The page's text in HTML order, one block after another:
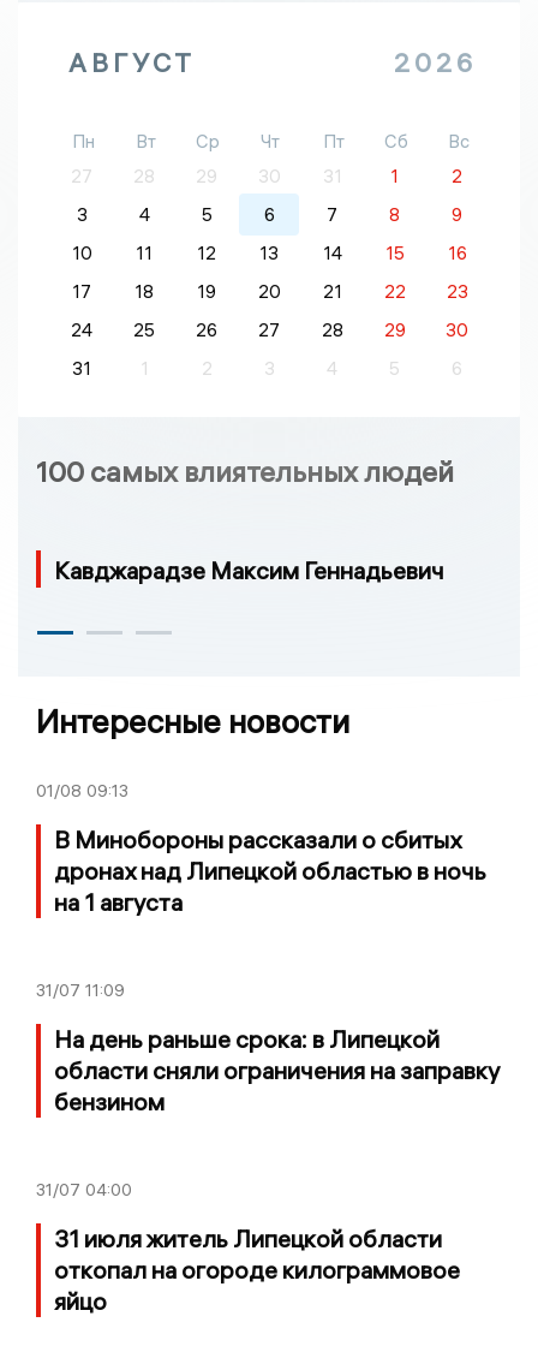
АВГУСТ 2026
Пн Вт Ср Чт Пт Сб
Вс
27
28 29 30 31 1
2
3
4 5 6 7 8
9
10
11 12 13 14 15
16
17
18 19 20 21 22
23
24
25 26 27 28 29
30
31
1 2 3 4 5 6
100 самых влиятельных людей
Кавджарадзе Максим Геннадьевич
Интересные новости
01/08 09:13
В Минобороны рассказали о сбитых
дронах над Липецкой областью в ночь
на 1 августа
31/07 11:09
На день раньше срока: в Липецкой
области сняли ограничения на заправку
бензином
31/07 04:00
31 июля житель Липецкой области
откопал на огороде килограммовое
яйцо